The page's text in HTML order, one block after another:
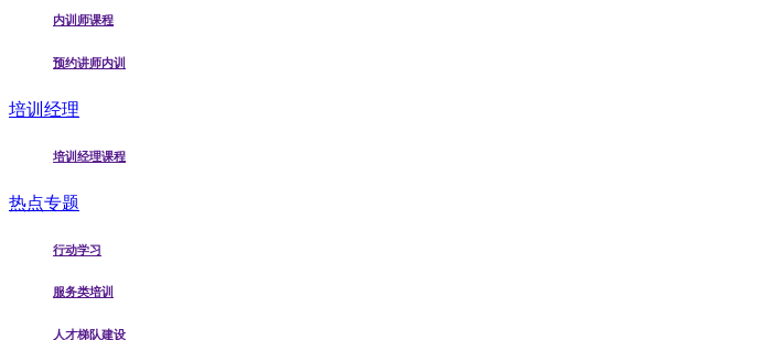
内训师课程
预约讲师内训
培训经理
培训经理课程
热点专题
行动学习
服务类培训
人才梯队建设